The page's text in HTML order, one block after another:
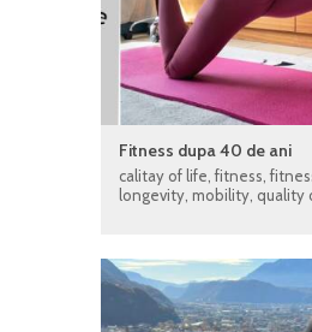
Fitness dupa 40 de ani
calitay of life ,fitness ,
longevity mobility quality